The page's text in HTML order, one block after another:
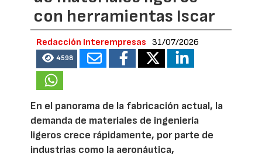
con herramientas Iscar
Redacción Interempresas 31/07/2026
4598
En el panorama de la fabricación actual, la
demanda de materiales de ingeniería
ligeros crece rápidamente, por parte de
industrias como la aeronáutica,